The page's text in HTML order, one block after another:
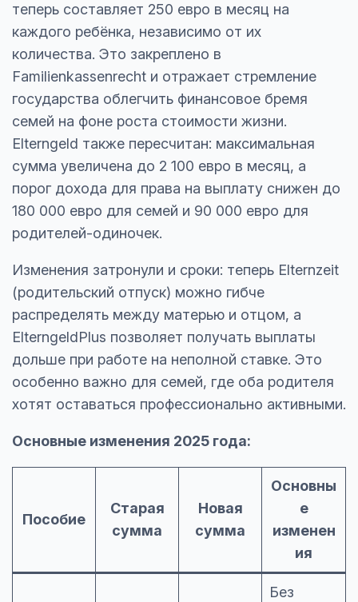
теперь составляет 250 евро в месяц на
каждого ребёнка, независимо от их
количества. Это закреплено в
Familienkassenrecht и отражает стремление
государства облегчить финансовое бремя
семей на фоне роста стоимости жизни.
Elterngeld также пересчитан: максимальная
сумма увеличена до 2 100 евро в месяц, а
порог дохода для права на выплату снижен до
180 000 евро для семей и 90 000 евро для
родителей-одиночек.
Изменения затронули и сроки: теперь Elternzeit
(родительский отпуск) можно гибче
распределять между матерью и отцом, а
ElterngeldPlus позволяет получать выплаты
дольше при работе на неполной ставке. Это
особенно важно для семей, где оба родителя
хотят оставаться профессионально активными.
Основные изменения 2025 года:
Пособие
Старая
сумма
Новая
сумма
Основны
е
изменен
ия
Без